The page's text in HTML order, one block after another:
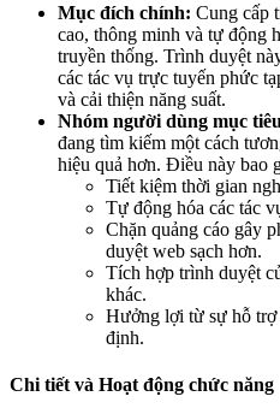
Mục đích chính: Cung cấp
cao, thông minh và tự động
truyền thống. Trình duyệt
các tác vụ trực tuyến phức
và cải thiện năng suất.
Nhóm người dùng mục
đang tìm kiếm một cách
hiệu quả hơn. Điều này bao
Tiết kiệm thời gian
Tự động hóa các tác
Chặn quảng cáo gây
duyệt web sạch hơn.
Tích hợp trình duyệt
khác.
Hưởng lợi từ sự hỗ trợ
định.
Chi tiết và Hoạt động chức năng